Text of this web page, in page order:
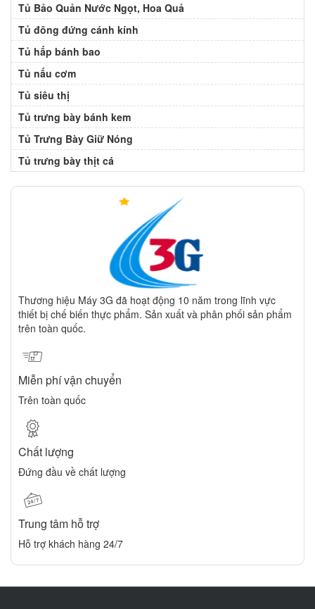
Tủ Bảo Quản Nước Ngọt, Hoa Quả
Tủ đông đứng cánh kính
Tủ hấp bánh bao
Tủ nấu cơm
Tủ siêu thị
Tủ trưng bày bánh kem
Tủ Trưng Bày Giữ Nóng
Tủ trưng bày thịt cá
Thương hiệu Máy 3G đã hoạt động 10 năm trong lĩnh vực
thiết bị chế biến thực phẩm. Sản xuất và phân phối sản phẩm
trên toàn quốc.
Miễn phí vận chuyển
Trên toàn quốc
Chất lượng
Đứng đầu về chất lượng
Trung tâm hỗ trợ
Hỗ trợ khách hàng 24/7